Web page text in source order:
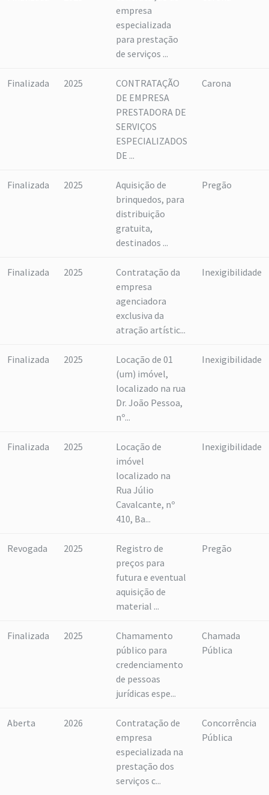
empresa
especializada
para prestação
de serviços ...
Finalizada 2025
CONTRATAÇÃO
DE EMPRESA
PRESTADORA DE
SERVIÇOS
ESPECIALIZADOS
DE ...
Carona
Finalizada 2025
Aquisição de
brinquedos, para
distribuição
gratuita,
destinados ...
Pregão
Finalizada 2025
Contratação da
empresa
agenciadora
exclusiva da
atração artístic...
Inexigibilidade
Finalizada 2025
Locação de 01
(um) imóvel,
localizado na rua
Dr. João Pessoa,
nº...
Inexigibilidade
Finalizada 2025
Locação de
imóvel
localizado na
Rua Júlio
Cavalcante, nº
410, Ba...
Inexigibilidade
Revogada 2025
Registro de
preços para
futura e eventual
aquisição de
material ...
Pregão
Finalizada 2025
Chamamento
público para
credenciamento
de pessoas
jurídicas espe...
Chamada
Pública
Aberta 2026
Contratação de
empresa
especializada na
prestação dos
serviços c...
Concorrência
Pública